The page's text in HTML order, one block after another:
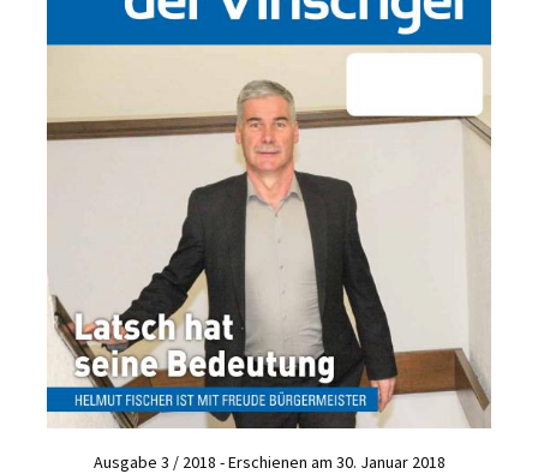
Ausgabe 3 / 2018 - Erschienen am 30. Januar 2018